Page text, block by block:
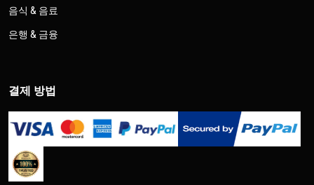
음식 & 음료
은행 & 금융
결제 방법